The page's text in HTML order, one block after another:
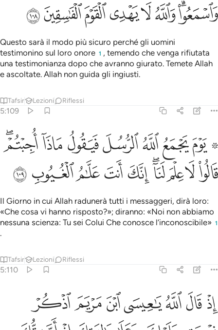
ﳒﳓﳔﳕﳖﳗﳘﳙ
Questo sarà il modo più sicuro perché gli uomini
testimonino sul loro onore 1 , temendo che venga rifiutata
una testimonianza dopo che avranno giurato. Temete Allah
e ascoltate. Allah non guida gli ingiusti.
Tafsir Lezioni Riflessi
5:109
۞ يوم يجمع الله الرسل فيقول ماذا اجبتم قالوا لا علم لنا انك انت علام
۞ يَوْمَ يَجْمَعُ ٱللَّهُ ٱلرُّسُلَ فَيَقُولُ مَاذَآ أُجِبْتُمْ ۖ قَالُوا۟ لَا عِلْمَ
ﱁ ﱂﱃﱄﱅﱆﱇﱈﱉ
ﱊﱋﱌﱍﱎﱏﱐﱑﱒ ﱓ
Il Giorno in cui Allah radunerà tutti i messaggeri, dirà loro:
«Che cosa vi hanno risposto?»; diranno: «Noi non abbiamo
nessuna scienza: Tu sei Colui Che conosce l’inconoscibile» 1
.
Tafsir Lezioni Riflessi
5:110
اذ قال الله يا عيسى ابن مريم اذكر نعمتي عليك وعلى والدتك اذ ايدتك
إِذْ قَالَ ٱللَّهُ يَـٰعِيسَى ٱبْنَ مَرْيَمَ ٱذْكُرْ نِعْمَتِى عَلَيْكَ وَعَلَىٰ وَٰلِدَتِكَ إِذْ
ﱔﱕﱖﱗﱘﱙﱚ